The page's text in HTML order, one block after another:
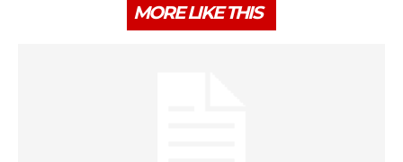
MORE LIKE THIS